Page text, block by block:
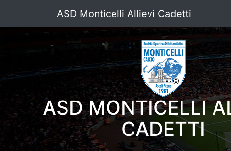
ASD Monticelli Allievi Cadetti
ASD MONTICELLI
CADETTI